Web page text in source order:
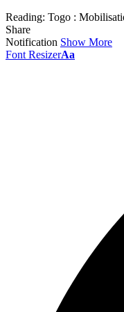
Reading: Togo :
Share
Notification Show More
Font ResizerAa